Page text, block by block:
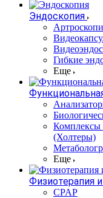
Эндоскопия
Гибкие
Еще
Комплексы
(Холтеры)
Еще
Физиотерапия
CPAP